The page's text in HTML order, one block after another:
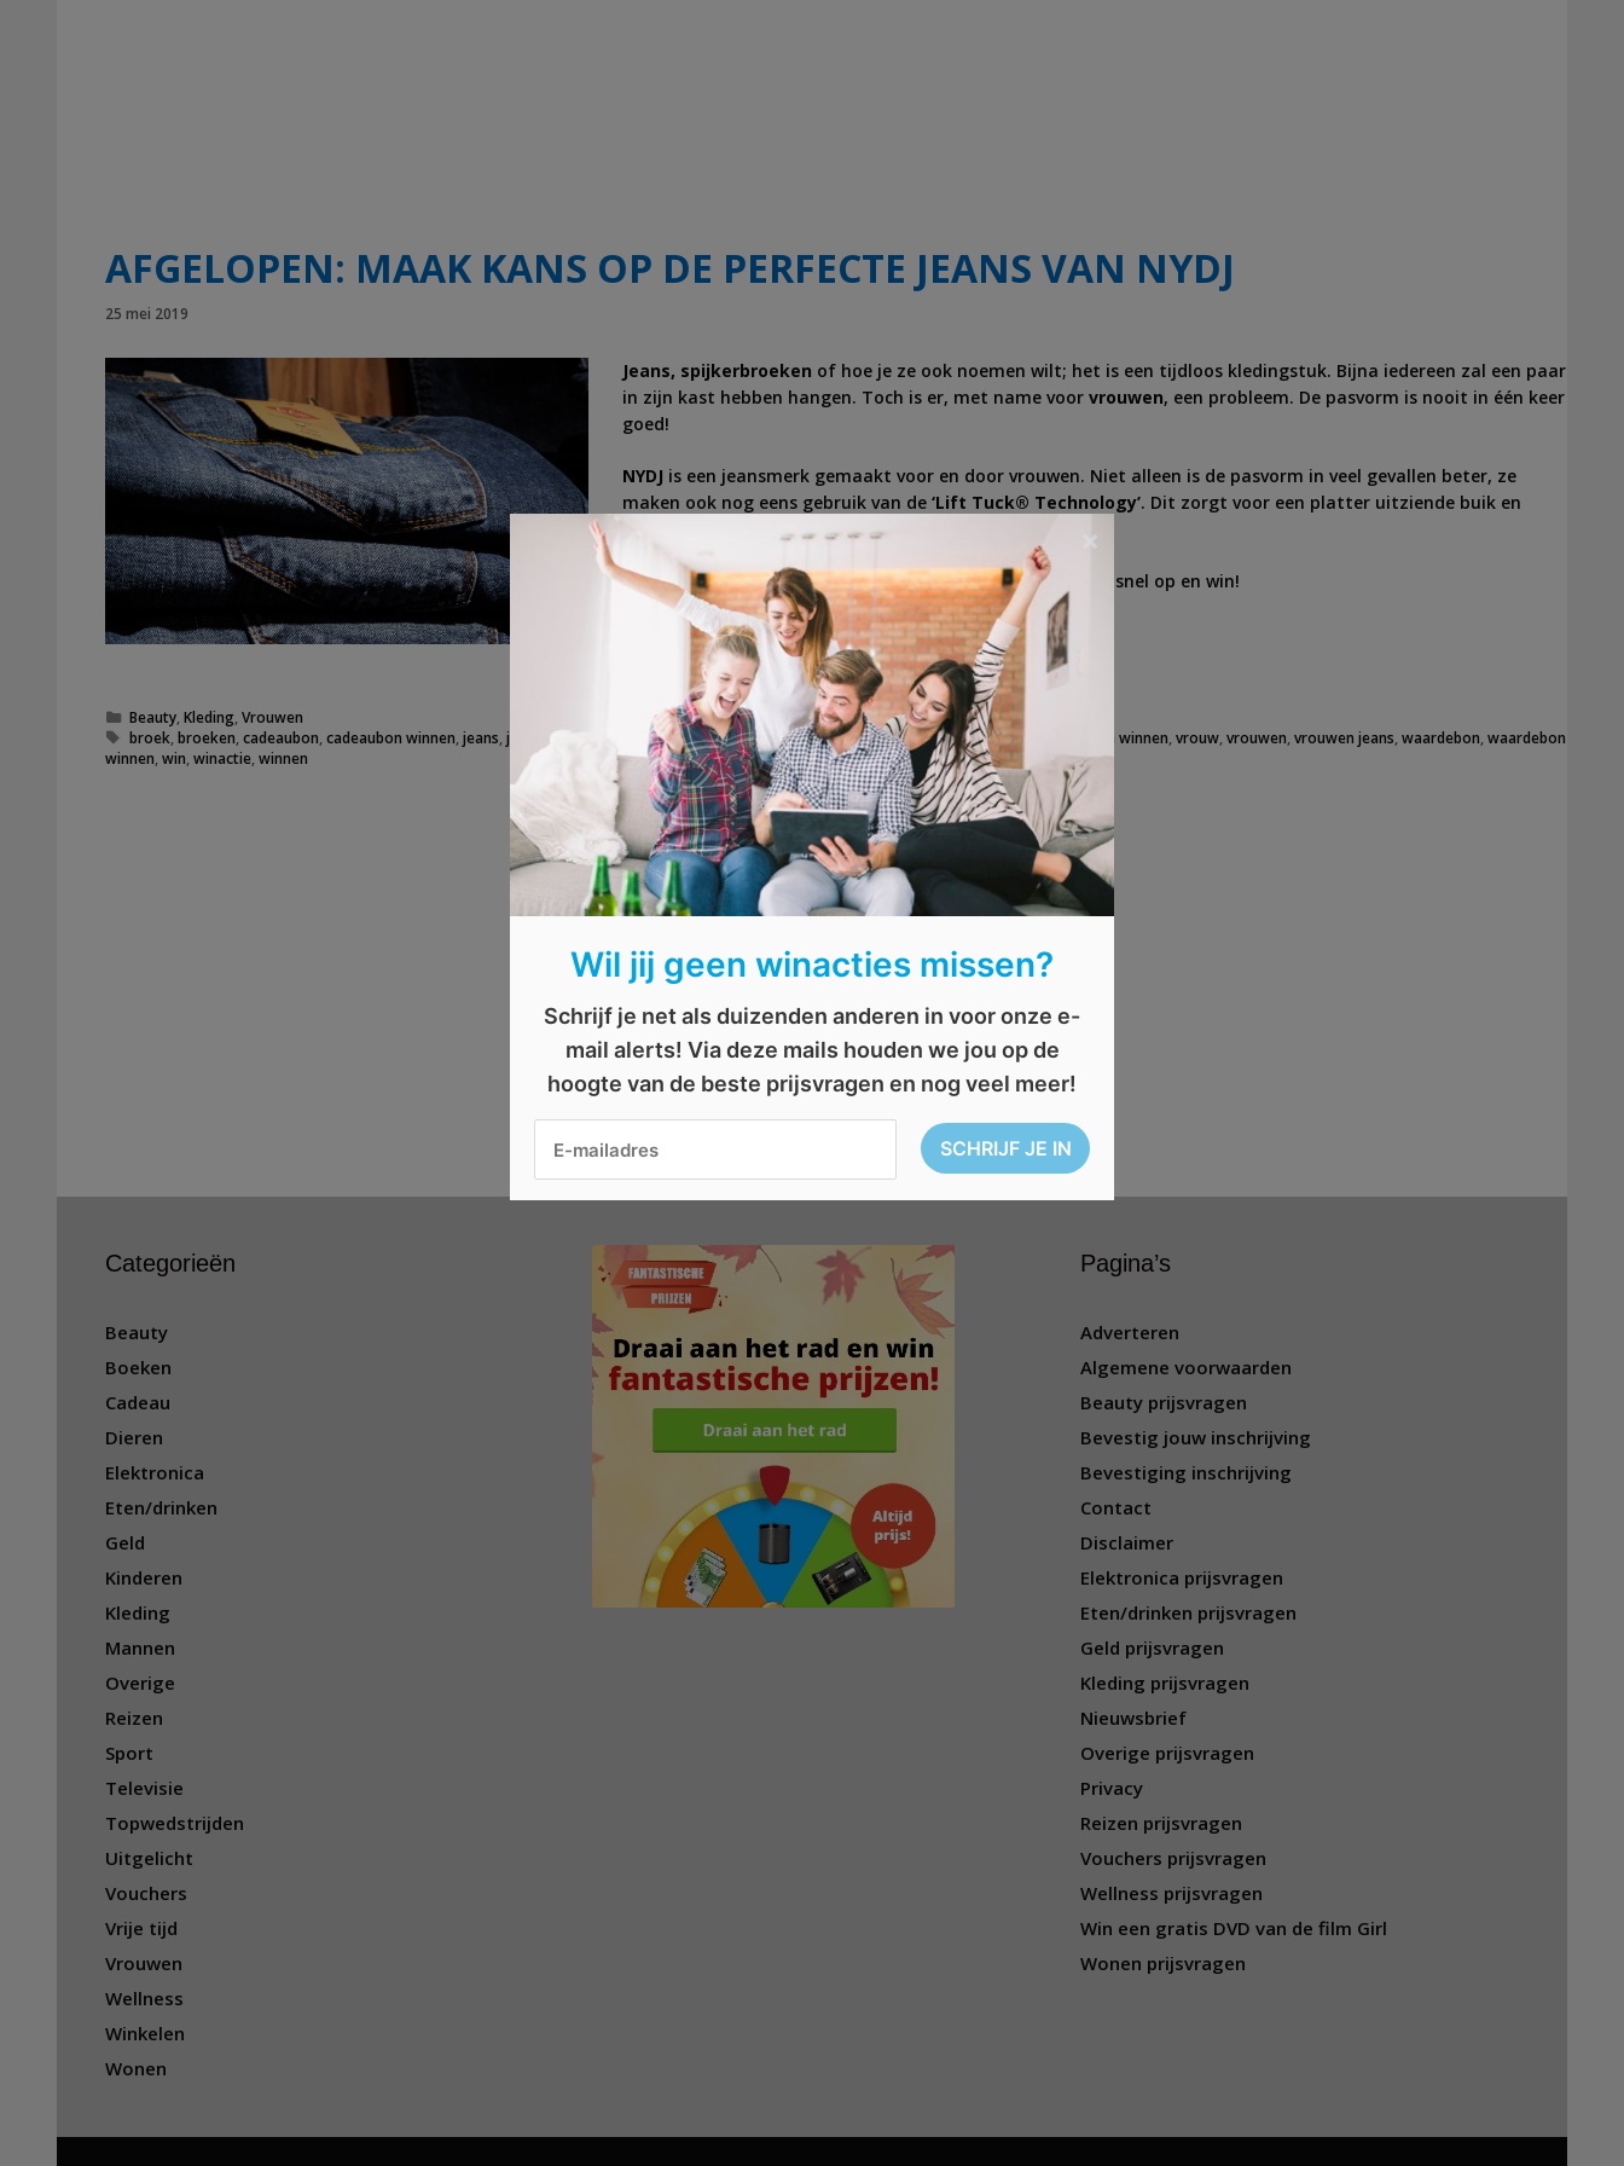
AFGELOPEN: MAAK KANS OP DE PERFECTE JEANS VAN NYDJ
25 mei 2019
Jeans, spijkerbroeken of hoe je ze ook noemen wilt; het is een tijdloos kledingstuk. Bijna iedereen zal een paar
in zijn kast hebben hangen. Toch is er, met name voor vrouwen, een probleem. De pasvorm is nooit in één keer
goed!
NYDJ is een jeansmerk gemaakt voor en door vrouwen. Niet alleen is de pasvorm in veel gevallen beter, ze
maken ook nog eens gebruik van de ‘Lift Tuck® Technology’. Dit zorgt voor een platter uitziende buik en
geflatteerde rondingen.
Kans makenop de tegoedbont.w.v. €149,95? Geef je dan snel op en win!
Categorieën
Beauty,Kleding,Vrouwen
Tags
broek,broeken,cadeaubon,cadeaubon winnen,jeans,jeans voor vrouwen ,kans,kans maken ,rondingen,spijkerbroek,tegoedbon tegoedbon winnen,vrouw,vrouwen,vrouwen jeans,waardebon,waardebon
winnen,win,winactie,winnen
AFGELOPEN: Win een Teufel Airy hoofdtelefoon t.w.v. €149,99
AFGELOPEN: Maak kans op een prijs naar keuze
Categorieën
Beauty
Boeken
Cadeau
Dieren
Elektronica
Eten/drinken
Geld
Kinderen
Kleding
Mannen
Overige
Reizen
Sport
Televisie
Topwedstrijden
Uitgelicht
Vouchers
Vrije tijd
Vrouwen
Wellness
Winkelen
Wonen
Pagina’s
Adverteren
Algemene voorwaarden
Beauty prijsvragen
Bevestig jouw inschrijving
Bevestiging inschrijving
Contact
Disclaimer
Elektronica prijsvragen
Eten/drinken prijsvragen
Geld prijsvragen
Kleding prijsvragen
Nieuwsbrief
Overige prijsvragen
Privacy
Reizen prijsvragen
Vouchers prijsvragen
Wellness prijsvragen
Win een gratis DVD van de film Girl
Wonen prijsvragen
Wil jij geen winacties missen?
Schrijf je net als duizenden anderen in voor onze e-
mail alerts! Via deze mails houden we jou op de
hoogte van de beste prijsvragen en nog veel meer!
×